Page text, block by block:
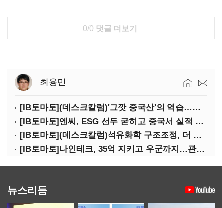
0/0 댓글 더보기
최용민
[IB토마토](데스크칼럼)'그깟 중국산'의 역습…전기차 시장도 내줄 셈인가
[IB토마토]엔씨, ESG 선두 굳히고 중국서 실적 반등 시동
[IB토마토](데스크칼럼)석유화학 구조조정, 더 미루면 공멸이다
[IB토마토]나인테크, 35억 지키고 우군까지…관계사 활용 '1석2조'
뉴스리듬